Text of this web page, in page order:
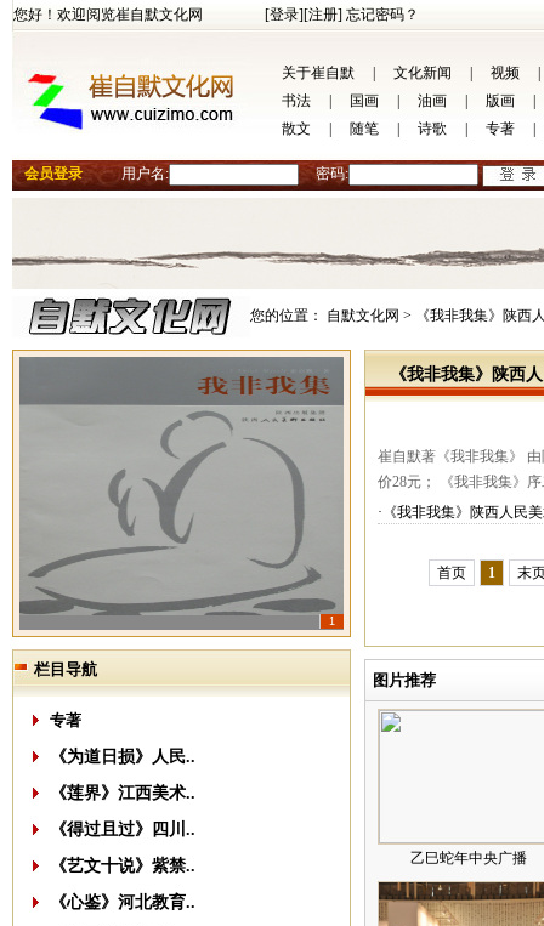
您好！欢迎阅览崔自默文化网 [登录][注册] 忘记密码？
关于崔自默 文化新闻 视频
书法
国画 油画 版画
散文
随笔 诗歌 专著
会员登录 用户名: 密码:
您的位置： 自默文化网 > 《我非我集》陕西
1
栏目导航
专著
《为道日损》人民..
《莲界》江西美术..
《得过且过》四川..
《艺文十说》紫禁..
《心鉴》河北教育..
《我非我集》陕西
崔自默著《我非我集》
价28元； 《我非我集》
·《我非我集》陕西人民
首页 1 末
图片推荐
乙巳蛇年中央广播